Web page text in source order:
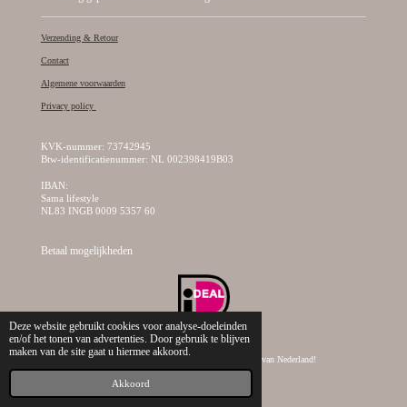
Deze website gebruikt cookies voor analyse-doeleinden
en/of het tonen van advertenties. Door gebruik te blijven
maken van de site gaat u hiermee akkoord.
Akkoord
Verzending & Retour
Contact
Algemene voorwaarden
Privacy policy
KVK-nummer: 73742945
Btw-identificatienummer: NL 002398419B03
IBAN:
Sama lifestyle
NL83 INGB 0009 5357 60
Betaal mogelijkheden
© 2019 - 2026 Sama Lifestyle, dé creatieve kralen webshop van Nederland!